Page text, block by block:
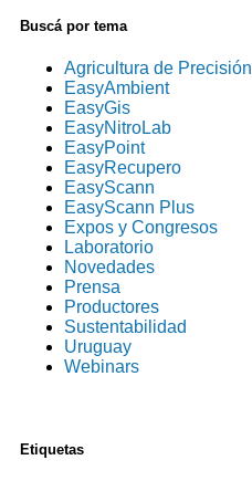
Buscá por tema
Agricultura de Precisión
EasyAmbient
EasyGis
EasyNitroLab
EasyPoint
EasyRecupero
EasyScann
EasyScann Plus
Expos y Congresos
Laboratorio
Novedades
Prensa
Productores
Sustentabilidad
Uruguay
Webinars
Etiquetas